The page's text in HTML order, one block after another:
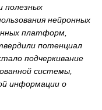
полезных
нейронных
платформ,
потенциал
подчеркивание
системы,
информации о